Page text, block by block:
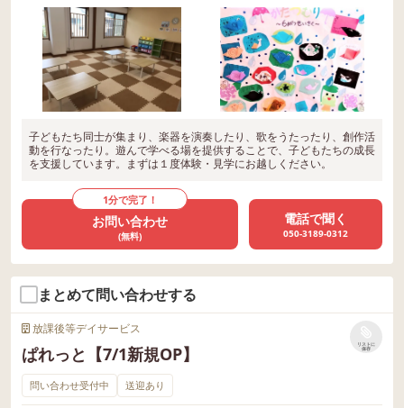
子どもたち同士が集まり、楽器を演奏したり、歌をうたったり、創作活
動を行なったり。遊んで学べる場を提供することで、子どもたちの成長
を支援しています。まずは１度体験・見学にお越しください。
1分で完了！
お問い合わせ
(無料)
電話で聞く
050-3189-0312
まとめて問い合わせする
放課後等デイサービス
ぱれっと【7/1新規OP】
リストに
保存
問い合わせ受付中 送迎あり